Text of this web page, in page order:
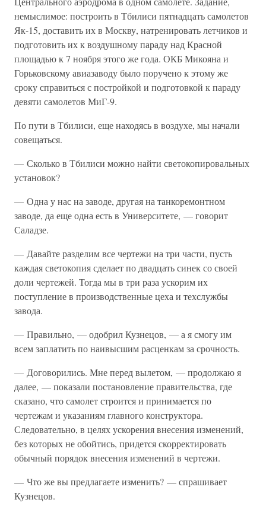
немыслимое: построить в Тбилиси пятнадцать самолетов
Як-15, доставить их в Москву, натренировать летчиков и
подготовить их к воздушному параду над Красной
площадью к 7 ноября этого же года. ОКБ Микояна и
Горьковскому авиазаводу было поручено к этому же
сроку справиться с постройкой и подготовкой к параду
девяти самолетов МиГ-9.
По пути в Тбилиси, еще находясь в воздухе, мы начали
совещаться.
— Сколько в Тбилиси можно найти светокопировальных
установок?
— Одна у нас на заводе, другая на танкоремонтном
заводе, да еще одна есть в Университете, — говорит
Саладзе.
— Давайте разделим все чертежи на три части, пусть
каждая светокопия сделает по двадцать синек со своей
доли чертежей. Тогда мы в три раза ускорим их
поступление в производственные цеха и техслужбы
завода.
— Правильно, — одобрил Кузнецов, — а я смогу им
всем заплатить по наивысшим расценкам за срочность.
— Договорились. Мне перед вылетом, — продолжаю я
далее, — показали постановление правительства, где
сказано, что самолет строится и принимается по
чертежам и указаниям главного конструктора.
Следовательно, в целях ускорения внесения изменений,
без которых не обойтись, придется скорректировать
обычный порядок внесения изменений в чертежи.
— Что же вы предлагаете изменить? — спрашивает
Кузнецов.